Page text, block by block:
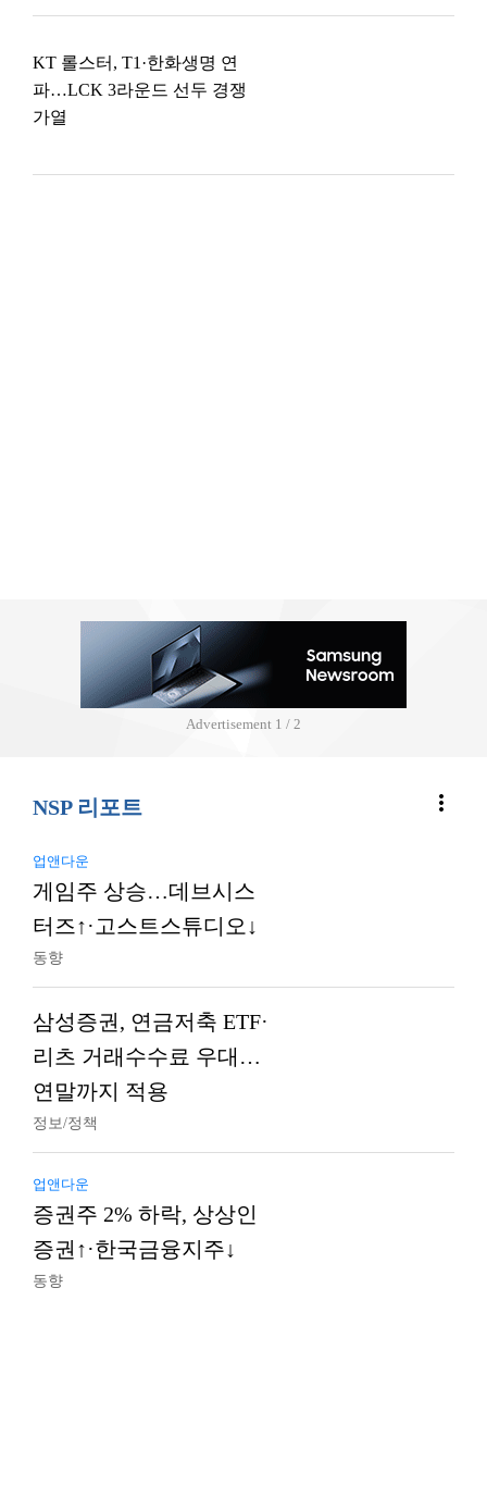
KT 롤스터, T1·한화생명 연
파…LCK 3라운드 선두 경쟁
가열
Advertisement 2 / 2
NSP 리포트 more_vert
업앤다운
게임주 상승…데브시스
터즈↑·고스트스튜디오↓
동향
삼성증권, 연금저축 ETF·
리츠 거래수수료 우대…
연말까지 적용
정보/정책
업앤다운
증권주 2% 하락, 상상인
증권↑·한국금융지주↓
동향